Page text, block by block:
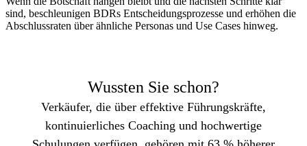
sind, beschleunigen BDRs Entscheidungsprozesse und erhöhen die
Abschlussraten über ähnliche Personas und Use Cases hinweg.
Wussten Sie schon?
Verkäufer, die über effektive Führungskräfte,
kontinuierliches Coaching und hochwertige